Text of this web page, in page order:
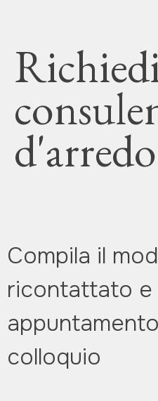
d'arredo
Compila il
ricontattato e
colloquio